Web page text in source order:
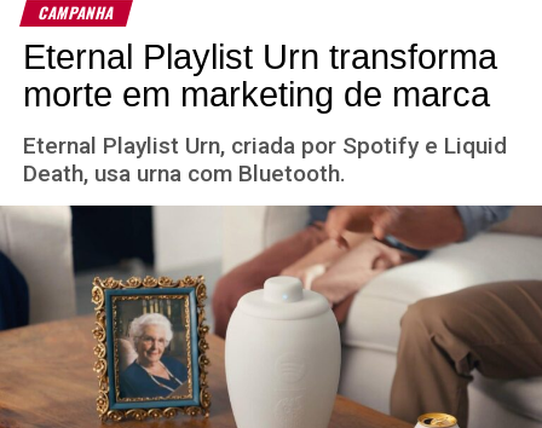
CAMPANHA
Eternal Playlist Urn transforma
morte em marketing de marca
Eternal Playlist Urn, criada por Spotify e Liquid
Death, usa urna com Bluetooth.